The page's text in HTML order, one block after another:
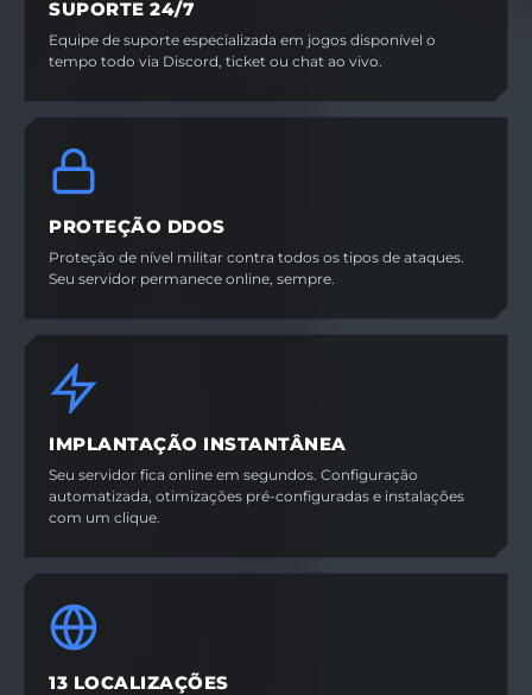
SUPORTE 24/7
Equipe de suporte especializada em jogos disponível o
tempo todo via Discord, ticket ou chat ao vivo.
PROTEÇÃO DDOS
Proteção de nível militar contra todos os tipos de ataques.
Seu servidor permanece online, sempre.
IMPLANTAÇÃO INSTANTÂNEA
Seu servidor fica online em segundos. Configuração
automatizada, otimizações pré-configuradas e instalações
com um clique.
13 LOCALIZAÇÕES